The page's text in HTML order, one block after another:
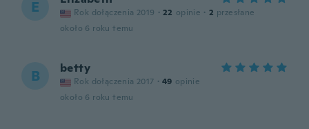
E Rok dołączenia 2019 · 22 opinie · 2 przesłane
około 6 roku temu
B betty
Rok dołączenia 2017 · 49 opinie
około 6 roku temu